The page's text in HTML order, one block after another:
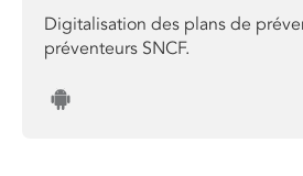
Digitalisation des plans de
préventeurs SNCF.